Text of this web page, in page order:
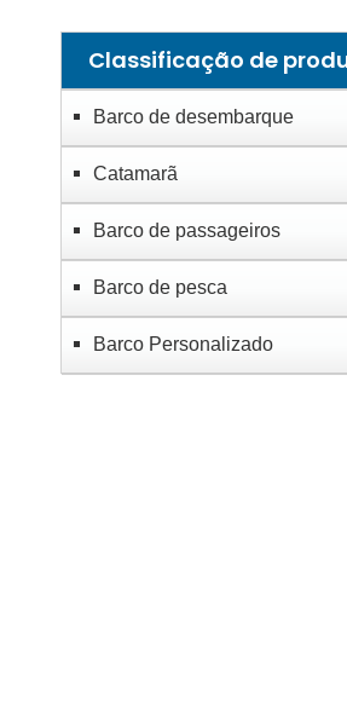
Classificação de
Barco de desembarque
Catamarã
Barco de passageiros
Barco de pesca
Barco Personalizado